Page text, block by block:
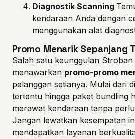
Diagnostik Scanning
kendaraan Anda dengan
menggunakan alat
Promo Menarik Sepanjang
Salah satu keunggulan
menawarkan promo-promo
pelanggan setianya. Mulai dari
tertentu hingga paket bundling
merawat kendaraan tanpa
Jangan lewatkan kesempatan
mendapatkan layanan